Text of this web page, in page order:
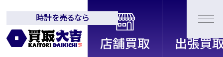
全国2200店舗以上展開中！
信頼と実績の買取専門店「買取大
吉」
時計を売るなら